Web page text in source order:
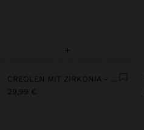
+
CREOLEN MIT ZIRKONIA - 925ER STERLINGSILBER
29,99 €